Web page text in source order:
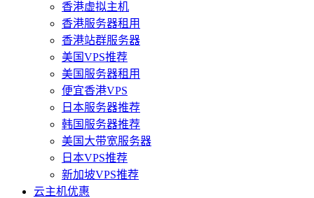
香港虚拟主机
香港服务器租用
香港站群服务器
美国VPS推荐
美国服务器租用
便宜香港VPS
日本服务器推荐
韩国服务器推荐
美国大带宽服务器
日本VPS推荐
新加坡VPS推荐
云主机优惠